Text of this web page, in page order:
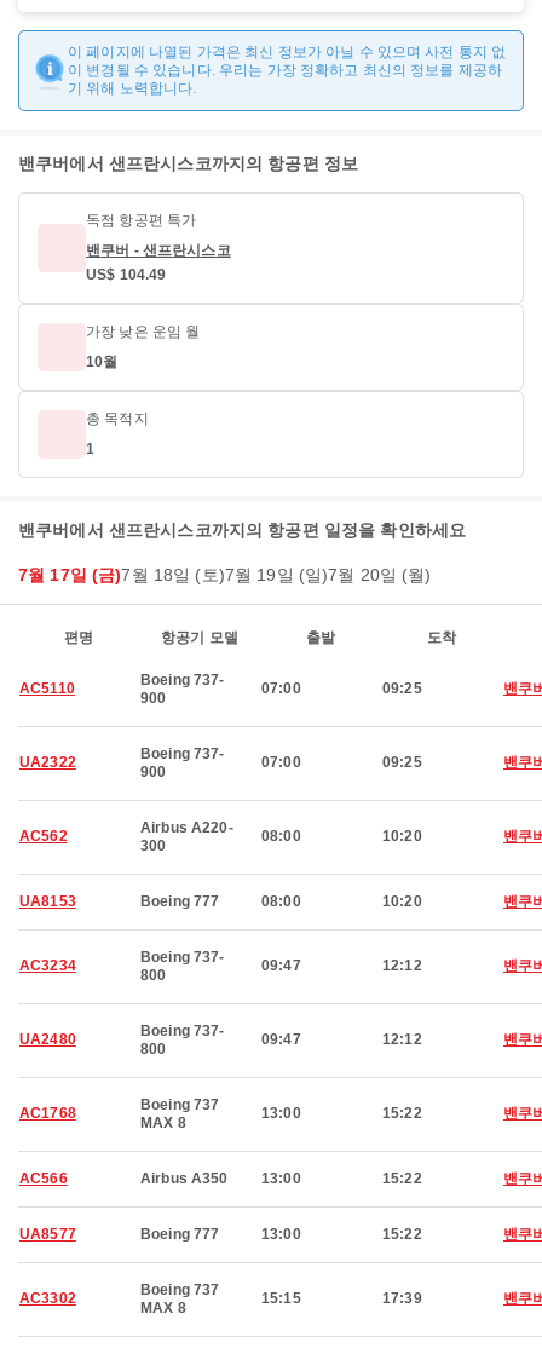
이 페이지에 나열된 가격은 최신 정보가 아닐 수 있으며 사전 통지 없
이 변경될 수 있습니다. 우리는 가장 정확하고 최신의 정보를 제공하
기 위해 노력합니다.
밴쿠버에서 샌프란시스코까지의 항공편 정보
독점 항공편 특가
밴쿠버 - 샌프란시스코
US$ 104.49
가장 낮은 운임 월
10월
총 목적지
1
밴쿠버에서 샌프란시스코까지의 항공편 일정을 확인하세요
7월 17일 (금)7월 18일 (토)7월 19일 (일)7월 20일 (월)
편명 항공기 모델 출발 도착
AC5110
Boeing 737-
900
07:00 09:25 밴쿠
UA2322
Boeing 737-
900
07:00 09:25 밴쿠
AC562
Airbus A220-
300
08:00 10:20 밴쿠
UA8153 Boeing 777 08:00 10:20 밴쿠
AC3234
Boeing 737-
800
09:47 12:12 밴쿠
UA2480
Boeing 737-
800
09:47 12:12 밴쿠
AC1768
Boeing 737
MAX 8
13:00 15:22 밴쿠
AC566 Airbus A350 13:00 15:22 밴쿠
UA8577 Boeing 777 13:00 15:22 밴쿠
AC3302
Boeing 737
MAX 8
15:15 17:39 밴쿠